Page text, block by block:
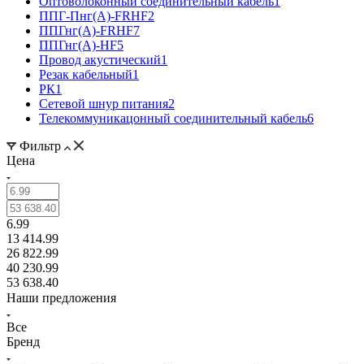
ППГ-Пнг(А)-FRHF2
ППГнг(А)-FRHF7
ППГнг(А)-HF5
Провод акустический1
Резак кабельный1
РК1
Сетевой шнур питания2
Телекоммуникацонный соединительный кабель6
Фильтр
Цена
6.99
13 414.99
26 822.99
40 230.99
53 638.40
Наши предложения
Все
Бренд